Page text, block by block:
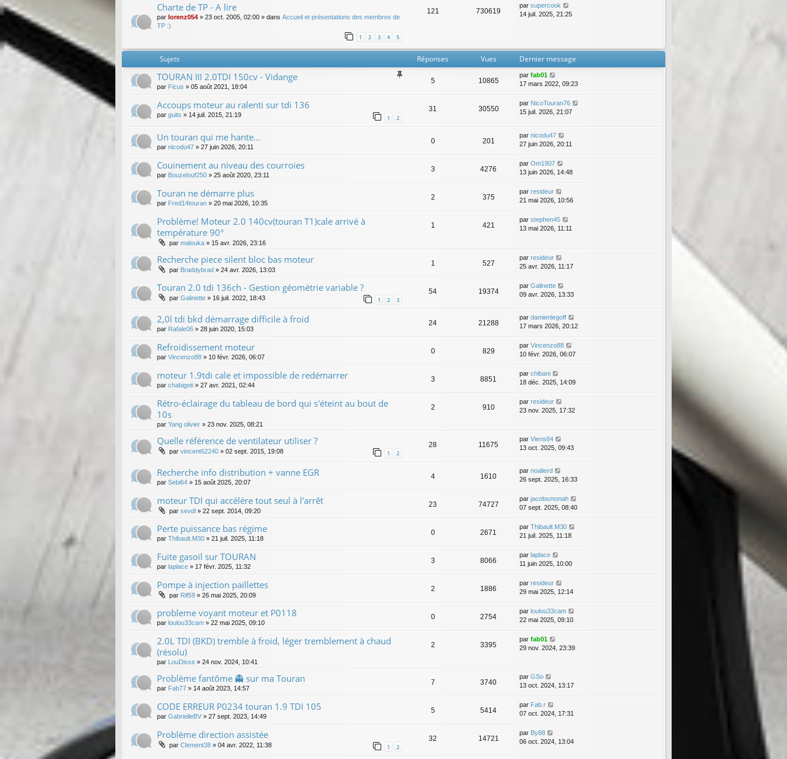
Charte de TP - A lire
par lorenz054 » 23 oct. 2005, 02:00 » dans Accueil et présentations des membres de
TP :)
1 2 3 4 5
121 730619
par supercook
14 juil. 2025, 21:25
Sujets Réponses Vues Dernier message
TOURAN III 2.0TDI 150cv - Vidange
par Ficus » 05 août 2021, 18:04
5 10865
par fab01
17 mars 2022, 09:23
Accoups moteur au ralenti sur tdi 136
par guits » 14 juil. 2015, 21:19 1 2
31 30550
par NicoTouran76
15 juil. 2026, 21:07
Un touran qui me hante...
par nicodu47 » 27 juin 2026, 20:11
0 201
par nicodu47
27 juin 2026, 20:11
Couinement au niveau des courroies
par Bouzelouf250 » 25 août 2020, 23:11
3 4276
par Om1907
13 juin 2026, 14:48
Touran ne démarre plus
par Fred14touran » 20 mai 2026, 10:35
2 375
par resideur
21 mai 2026, 10:56
Problème! Moteur 2.0 140cv(touran T1)cale arrivé à
température 90°
par malouka » 15 avr. 2026, 23:16
1 421
par stephen45
13 mai 2026, 11:11
Recherche piece silent bloc bas moteur
par Braddybrad » 24 avr. 2026, 13:03
1 527
par resideur
25 avr. 2026, 11:17
Touran 2.0 tdi 136ch - Gestion géométrie variable ?
par Galinette » 16 juil. 2022, 18:43 1 2 3
54 19374
par Galinette
09 avr. 2026, 13:33
2,0l tdi bkd démarrage difficile à froid
par Rafale06 » 28 juin 2020, 15:03
24 21288
par damienlegoff
17 mars 2026, 20:12
Refroidissement moteur
par Vincenzo88 » 10 févr. 2026, 06:07
0 829
par Vincenzo88
10 févr. 2026, 06:07
moteur 1.9tdi cale et impossible de redémarrer
par chabigoti » 27 avr. 2021, 02:44
3 8851
par chibani
18 déc. 2025, 14:09
Rétro-éclairage du tableau de bord qui s'éteint au bout de
10s
par Yang olivier » 23 nov. 2025, 08:21
2 910
par resideur
23 nov. 2025, 17:32
Quelle référence de ventilateur utiliser ?
par vincent62240 » 02 sept. 2015, 19:08 1 2
28 11675
par Viens84
13 oct. 2025, 09:43
Recherche info distribution + vanne EGR
par Sebi64 » 15 août 2025, 20:07
4 1610
par noalierd
26 sept. 2025, 16:33
moteur TDI qui accélère tout seul à l'arrêt
par sevdl » 22 sept. 2014, 09:20
23 74727
par jacobsmonah
07 sept. 2025, 08:40
Perte puissance bas régime
par Thibault.M30 » 21 juil. 2025, 11:18
0 2671
par Thibault.M30
21 juil. 2025, 11:18
Fuite gasoil sur TOURAN
par laplace » 17 févr. 2025, 11:32
3 8066
par laplace
11 juin 2025, 10:00
Pompe à injection paillettes
par Rif59 » 26 mai 2025, 20:09
2 1886
par resideur
29 mai 2025, 12:14
probleme voyant moteur et P0118
par loulou33cam » 22 mai 2025, 09:10
0 2754
par loulou33cam
22 mai 2025, 09:10
2.0L TDI (BKD) tremble à froid, léger tremblement à chaud
(résolu)
par LouDisse » 24 nov. 2024, 10:41
2 3395
par fab01
29 nov. 2024, 23:39
Problème fantôme 👻 sur ma Touran
par Fab77 » 14 août 2023, 14:57
7 3740
par GSo
13 oct. 2024, 13:17
CODE ERREUR P0234 touran 1.9 TDI 105
par GabrielleBV » 27 sept. 2023, 14:49
5 5414
par Fab.r
07 oct. 2024, 17:31
Problème direction assistée
par Clement38 » 04 avr. 2022, 11:38 1 2
32 14721
par By88
06 oct. 2024, 13:04